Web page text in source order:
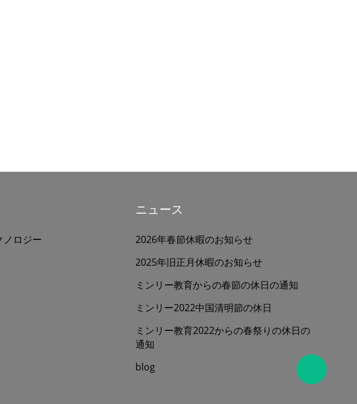
ロジー
ニュース
2026年春節休暇のお知らせ
2025年旧正月休暇のお知らせ
ミンリー教育からの春節の休日の通知
ミンリー2022中国清明節の休日
ミンリー教育2022からの春祭りの休日の
通知
blog